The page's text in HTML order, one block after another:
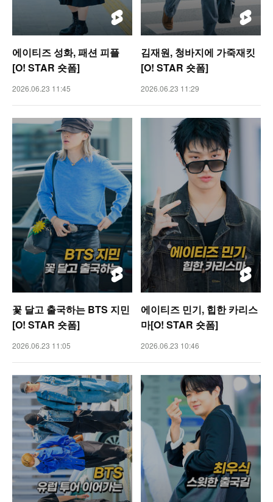
에이티즈 성화, 패션 피플
[O! STAR 숏폼]
2026.06.23 11:45
김재원, 청바지에 가죽재킷
[O! STAR 숏폼]
2026.06.23 11:29
꽃 달고 출국하는 BTS 지민
[O! STAR 숏폼]
2026.06.23 11:05
에이티즈 민기, 힙한 카리스
마[O! STAR 숏폼]
2026.06.23 10:46